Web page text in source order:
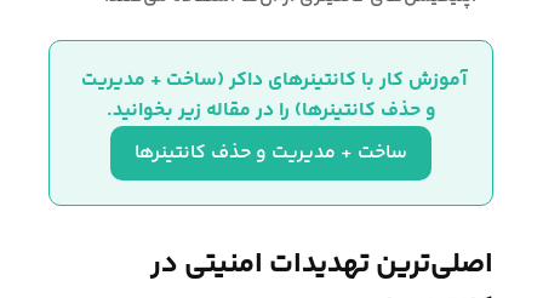
آموزش کار با کانتینرهای داکر (ساخت + مدیریت
و حذف کانتینرها) را در مقاله زیر بخوانید.
ساخت + مدیریت و حذف کانتینرها
اصلی‌ترین تهدیدات امنیتی در